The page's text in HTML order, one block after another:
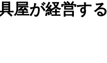
屋が経営す